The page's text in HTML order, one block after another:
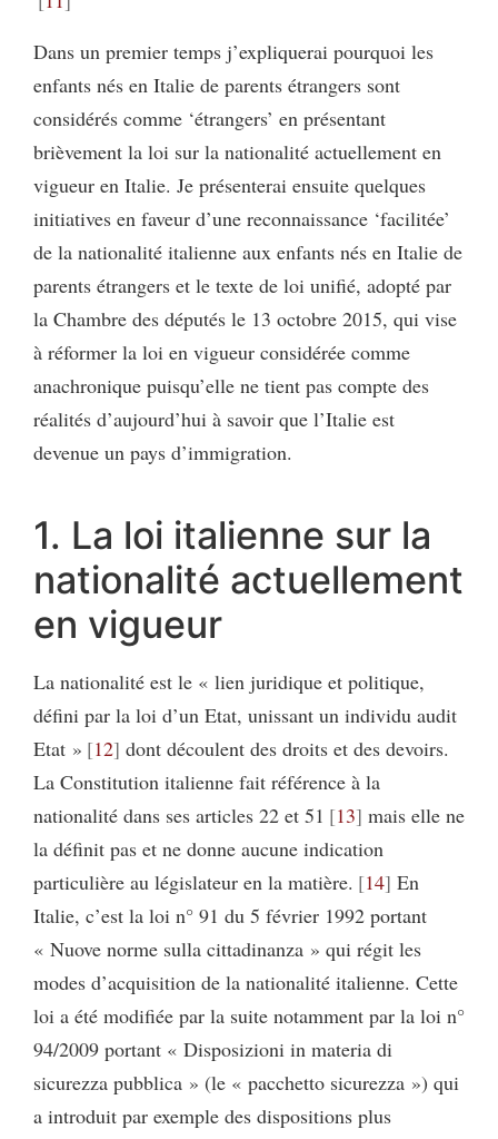
Dans un premier temps j’expliquerai pourquoi les
enfants nés en Italie de parents étrangers sont
considérés comme ‘étrangers’ en présentant
brièvement la loi sur la nationalité actuellement en
vigueur en Italie. Je présenterai ensuite quelques
initiatives en faveur d’une reconnaissance ‘facilitée’
de la nationalité italienne aux enfants nés en Italie de
parents étrangers et le texte de loi unifié, adopté par
la Chambre des députés le 13 octobre 2015, qui vise
à réformer la loi en vigueur considérée comme
anachronique puisqu’elle ne tient pas compte des
réalités d’aujourd’hui à savoir que l’Italie est
devenue un pays d’immigration.
1. La loi italienne sur la
nationalité actuellement
en vigueur
La nationalité est le « lien juridique et politique,
défini par la loi d’un Etat, unissant un individu audit
Etat » 12 dont découlent des droits et des devoirs.
La Constitution italienne fait référence à la
nationalité dans ses articles 22 et 51 13 mais elle ne
la définit pas et ne donne aucune indication
particulière au législateur en la matière. 14 En
Italie, c’est la loi n° 91 du 5 février 1992 portant
« Nuove norme sulla cittadinanza » qui régit les
modes d’acquisition de la nationalité italienne. Cette
loi a été modifiée par la suite notamment par la loi n°
94/2009 portant « Disposizioni in materia di
sicurezza pubblica » (le « pacchetto sicurezza ») qui
a introduit par exemple des dispositions plus